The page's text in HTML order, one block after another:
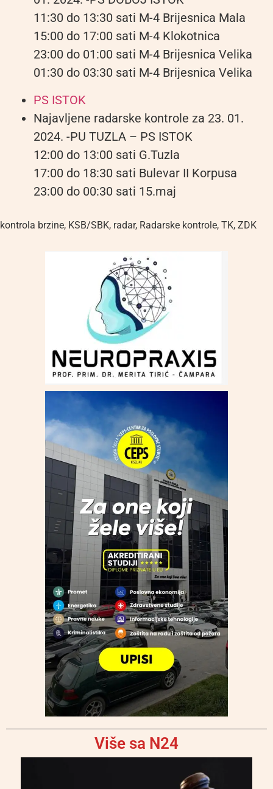
11:30 do 13:30 sati M-4 Brijesnica Mala
15:00 do 17:00 sati M-4 Klokotnica
23:00 do 01:00 sati M-4 Brijesnica Velika
01:30 do 03:30 sati M-4 Brijesnica Velika
PS ISTOK
Najavljene radarske kontrole za 23. 01.
2024. -PU TUZLA – PS ISTOK
12:00 do 13:00 sati G.Tuzla
17:00 do 18:30 sati Bulevar II Korpusa
23:00 do 00:30 sati 15.maj
kontrola brzine, KSB/SBK, radar, Radarske kontrole, TK, ZDK
Više sa N24